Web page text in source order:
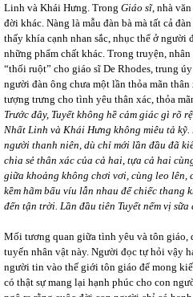
Linh và Khái Hưng. Trong Giáo sĩ, nhà
đời khác. Nàng là mẫu đàn bà mà tất cả
thấy khía cạnh nhan sắc, nhục thể ở người
những phẩm chất khác. Trong truyện,
“thối ruột” cho giáo sĩ De Rhodes, trung
người đàn ông chưa một lần thỏa mãn
tượng trưng cho tình yêu thân xác, thỏa
Trước đây, Tuyết không hề cảm giác gì rõ
Nhất Linh và Khái Hưng không miêu tả
người thanh niên, dù chỉ mới lần đầu đã
chia sẻ thân xác của cả hai, tựa cả hai
giữa khoảng không chơi vơi, cùng leo lên,
kềm hãm bấu víu lẫn nhau để chiếc thang
đến tận trời. Lần đầu tiên Tuyết nếm vị
Mối tương quan giữa tình yêu và tôn giáo,
tuyến nhân vật này. Người đọc tự hỏi vậy
người tin vào thế giới tôn giáo để mong
có thật sự mang lại hạnh phúc cho con